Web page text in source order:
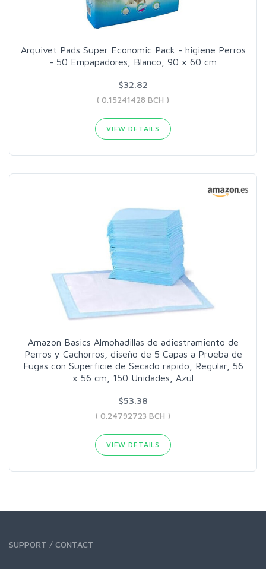
Arquivet Pads Super Economic Pack - higiene Perros
- 50 Empapadores, Blanco, 90 x 60 cm
$32.82
( 0.15241428 BCH )
VIEW DETAILS
Amazon Basics Almohadillas de adiestramiento de
Perros y Cachorros, diseño de 5 Capas a Prueba de
Fugas con Superficie de Secado rápido, Regular, 56
x 56 cm, 150 Unidades, Azul
$53.38
( 0.24792723 BCH )
VIEW DETAILS
SUPPORT / CONTACT